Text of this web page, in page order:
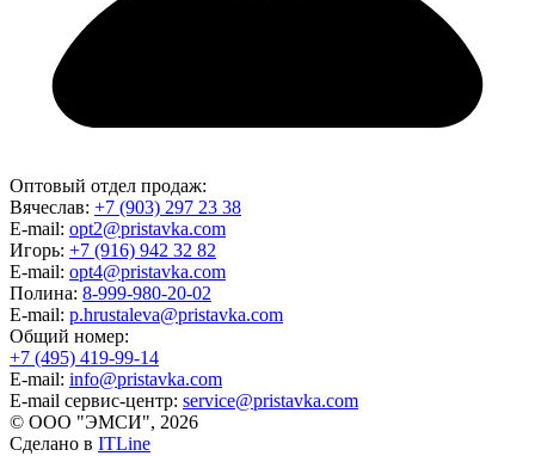
Оптовый отдел продаж:
Вячеслав: +7 (903) 297 23 38
E-mail: opt2@pristavka.com
Игорь: +7 (916) 942 32 82
E-mail: opt4@pristavka.com
Полина: 8-999-980-20-02
E-mail: p.hrustaleva@pristavka.com
Общий номер:
+7 (495) 419-99-14
E-mail: info@pristavka.com
E-mail сервис-центр: service@pristavka.com
© ООО "ЭМСИ", 2026
Сделано в ITLine